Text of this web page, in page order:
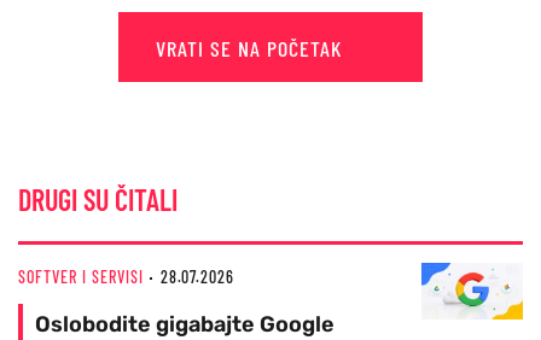
VRATI SE NA POČETAK
DRUGI SU ČITALI
SOFTVER I SERVISI 28.07.2026
Oslobodite gigabajte Google